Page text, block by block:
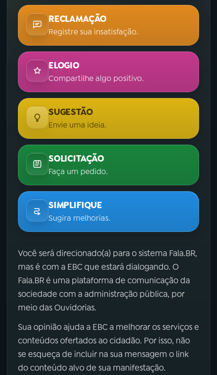
RECLAMAÇÃO
Registre sua insatisfação.
ELOGIO
Compartilhe algo positivo.
SUGESTÃO
Envie uma ideia.
SOLICITAÇÃO
Faça um pedido.
SIMPLIFIQUE
Sugira melhorias.
Você será direcionado(a) para o sistema Fala.BR,
mas é com a EBC que estará dialogando. O
Fala.BR é uma plataforma de comunicação da
sociedade com a administração pública, por
meio das Ouvidorias.
Sua opinião ajuda a EBC a melhorar os serviços e
conteúdos ofertados ao cidadão. Por isso, não
se esqueça de incluir na sua mensagem o link
do conteúdo alvo de sua manifestação.